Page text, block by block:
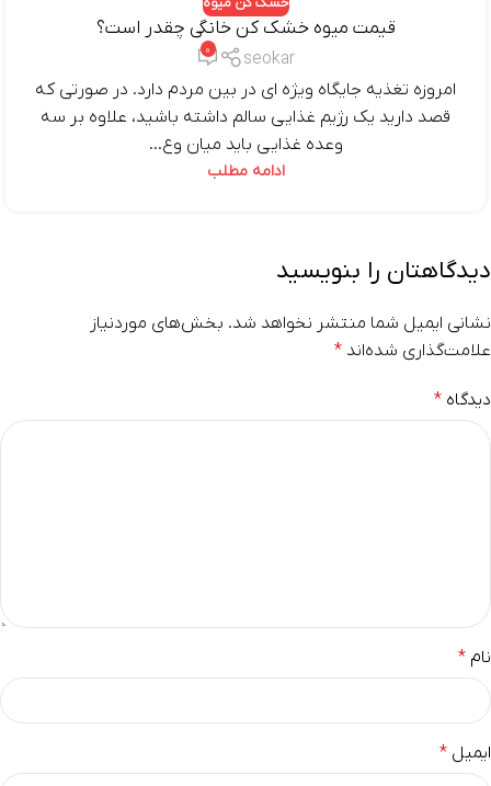
قیمت میوه خشک کن خانگی چقدر است؟
seokar
0
امروزه تغذیه جایگاه ویژه ای در بین مردم دارد. در صورتی که
قصد دارید یک رژیم غذایی سالم داشته باشید، علاوه بر سه
وعده غذایی باید میان وع...
ادامه مطلب
دیدگاهتان را بنویسید
نشانی ایمیل شما منتشر نخواهد شد. بخش‌های موردنیاز
علامت‌گذاری شده‌اند *
دیدگاه *
نام *
ایمیل *